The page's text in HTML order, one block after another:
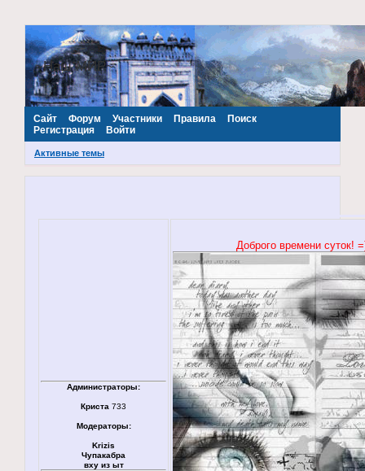
~Наш МИР~
Сайт Форум Участники Правила
Поиск
Регистрация
Войти
Активные темы
Администраторы:
Криста 733
Модераторы:
Krizis
Чупакабра
вху из ыт
Доброго времени суток!